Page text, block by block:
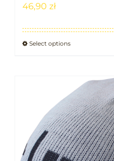
46,90 zł
Select options